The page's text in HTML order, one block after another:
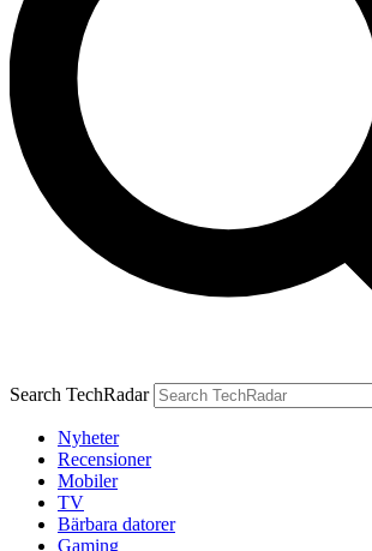
Search TechRadar
Nyheter
Recensioner
Mobiler
TV
Bärbara datorer
Gaming